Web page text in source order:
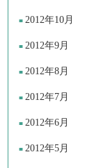
2012年10月
2012年9月
2012年8月
2012年7月
2012年6月
2012年5月